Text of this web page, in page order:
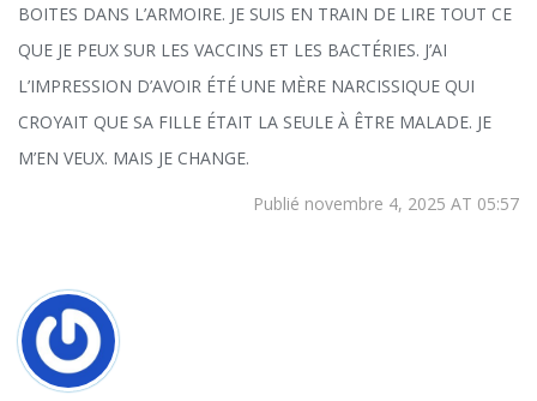
BOITES DANS L’ARMOIRE. JE SUIS EN TRAIN DE LIRE TOUT CE
QUE JE PEUX SUR LES VACCINS ET LES BACTÉRIES. J’AI
L’IMPRESSION D’AVOIR ÉTÉ UNE MÈRE NARCISSIQUE QUI
CROYAIT QUE SA FILLE ÉTAIT LA SEULE À ÊTRE MALADE. JE
M’EN VEUX. MAIS JE CHANGE.
Publié novembre 4, 2025 AT 05:57